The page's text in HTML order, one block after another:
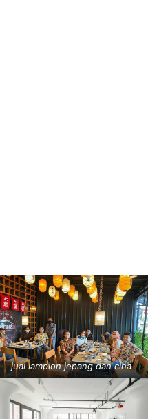
jual lampion jepang dan cina